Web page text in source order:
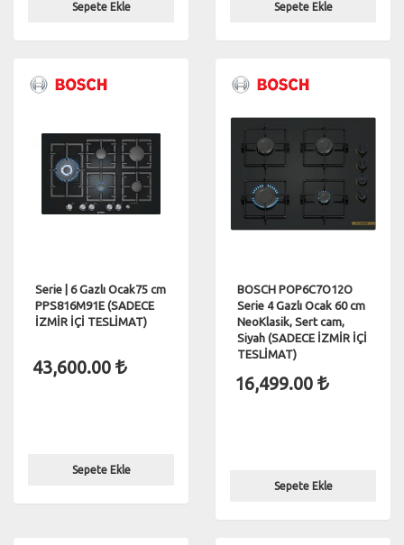
Sepete Ekle Sepete Ekle
Serie | 6 Gazlı Ocak75 cm
PPS816M91E (SADECE
İZMİR İÇİ TESLİMAT)
43,600.00
Sepete Ekle
BOSCH POP6C7O12O
Serie 4 Gazlı Ocak 60 cm
NeoKlasik, Sert cam,
Siyah (SADECE İZMİR İÇİ
TESLİMAT)
16,499.00
Sepete Ekle